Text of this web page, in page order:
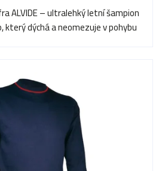
ALVIDE – ultralehký letní šampion
dýchá a neomezuje v pohybu